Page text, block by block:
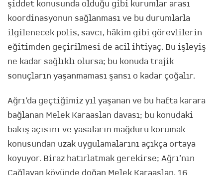
şiddet konusunda olduğu gibi kurumlar arası
koordinasyonun sağlanması ve bu durumlarla
ilgilenecek polis, savcı, hâkim gibi görevlilerin
eğitimden geçirilmesi de acil ihtiyaç. Bu işleyiş
ne kadar sağlıklı olursa; bu konuda trajik
sonuçların yaşanmaması şansı o kadar çoğalır.
Ağrı’da geçtiğimiz yıl yaşanan ve bu hafta karara
bağlanan Melek Karaaslan davası; bu konudaki
bakış açısını ve yasaların mağduru korumak
konusundan uzak uygulamalarını açıkça ortaya
koyuyor. Biraz hatırlatmak gerekirse; Ağrı’nın
Çağlayan köyünde doğan Melek Karaaslan, 16